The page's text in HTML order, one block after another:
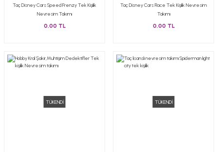
Taç Disney Cars Speed Frenzy Tek Kişilik
Nevresim Takımı
0,00 TL
Taç Disney Cars Race Tek Kişilik Nevresim
Takımı
0,00 TL
TÜKENDİ TÜKENDİ